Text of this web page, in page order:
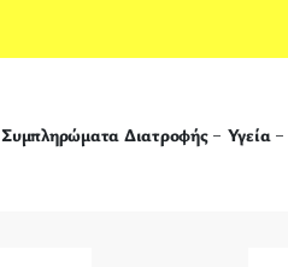
Συμπληρώματα Διατροφής Υγεία